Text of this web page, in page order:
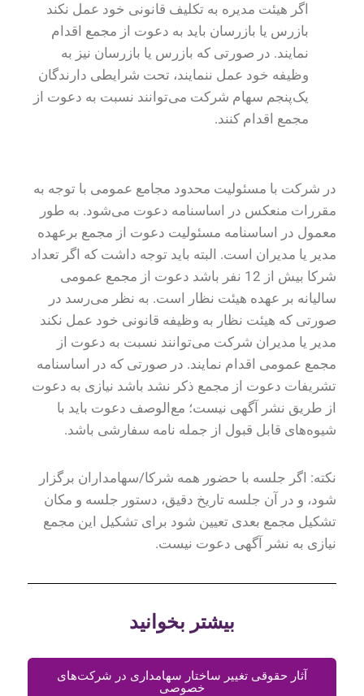
اگر هیئت مدیره به تکلیف قانونی خود عمل نکند
بازرس یا بازرسان باید به دعوت از مجمع اقدام
نمایند. در صورتی که بازرس یا بازرسان نیز به
وظیفه خود عمل ننمایند، تحت شرایطی دارندگان
یک‌پنجم سهام شرکت می‌توانند نسبت به دعوت از
مجمع اقدام کنند.
در شرکت با مسئولیت محدود مجامع عمومی با توجه به
مقررات منعکس در اساسنامه دعوت می‌شود. به طور
معمول در اساسنامه مسئولیت دعوت از مجمع برعهده
مدیر یا مدیران است. البته باید توجه داشت که اگر تعداد
شرکا بیش از 12 نفر باشد دعوت از مجمع عمومی
سالیانه بر عهده هیئت نظار است. به نظر می‌رسد در
صورتی که هیئت نظار به وظیفه قانونی خود عمل نکند
مدیر یا مدیران شرکت می‌توانند نسبت به دعوت از
مجمع عمومی اقدام نمایند. در صورتی که در اساسنامه
تشریفات دعوت از مجمع ذکر نشد باشد نیازی به دعوت
از طریق نشر آگهی نیست؛ مع‌الوصف دعوت باید با
شیوه‌های قابل قبول از جمله نامه سفارشی باشد.
نکته: اگر جلسه با حضور همه شرکا/سهامداران برگزار
شود، و در آن جلسه تاریخ دقیق، دستور جلسه و مکان
تشکیل مجمع بعدی تعیین شود برای تشکیل این مجمع
نیازی به نشر آگهی دعوت نیست.
بیشتر بخوانید
آثار حقوقی تغییر ساختار سهامداری در شرکت‌های
خصوصی